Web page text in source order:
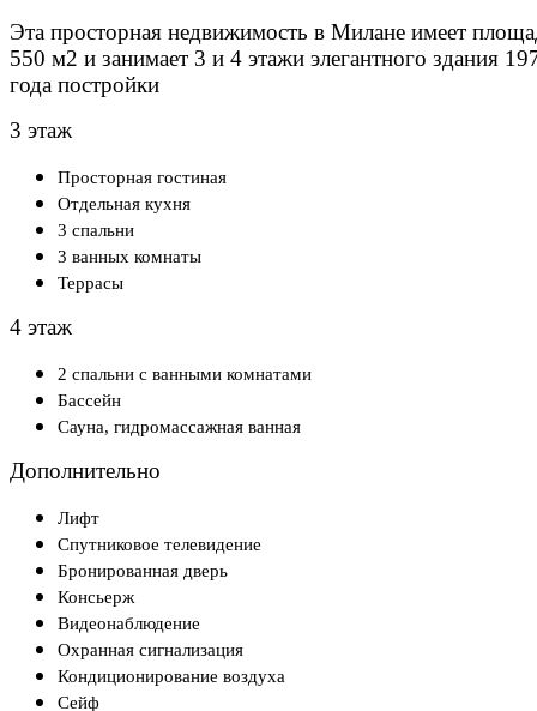
Эта просторная недвижимость в Милане имеет
550 м2 и занимает 3 и 4 этажи элегантного здания
года постройки
3 этаж
Просторная гостиная
Отдельная кухня
3 спальни
3 ванных комнаты
Террасы
4 этаж
2 спальни с ванными комнатами
Бассейн
Сауна, гидромассажная ванная
Дополнительно
Лифт
Спутниковое телевидение
Бронированная дверь
Консьерж
Видеонаблюдение
Охранная сигнализация
Кондиционирование воздуха
Сейф